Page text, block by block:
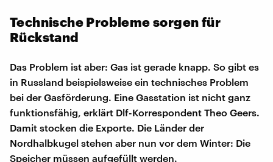
Technische Probleme sorgen für
Rückstand
Das Problem ist aber: Gas ist gerade knapp. So gibt es
in Russland beispielsweise ein technisches Problem
bei der Gasförderung. Eine Gasstation ist nicht ganz
funktionsfähig, erklärt Dlf-Korrespondent Theo Geers.
Damit stocken die Exporte. Die Länder der
Nordhalbkugel stehen aber nun vor dem Winter: Die
Speicher müssen aufgefüllt werden.